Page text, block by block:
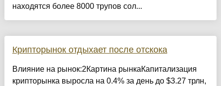
находятся более 8000 трупов сол...
Крипторынок отдыхает после отскока
Влияние на рынок:2Картина рынкаКапитализация
крипторынка выросла на 0.4% за день до $3.27 трлн,